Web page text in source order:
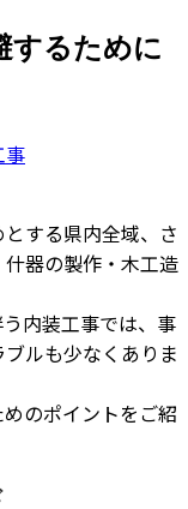
するために
事
する県内全域、さ
器の製作・木工造
内装工事では、事
ルも少なくありま
のポイントをご紹